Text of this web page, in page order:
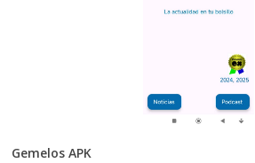
Gemelos APK